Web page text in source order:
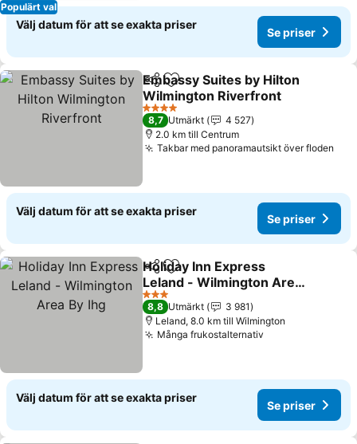
Populärt val
Välj datum för att se exakta priser
Se priser
Dela Lägg till i Mina Favoriter
Embassy Suites by Hilton
Wilmington Riverfront
Se priser
4 Stjärnor
8,7 Utmärkt
4 527
2.0 km till Centrum
Takbar med panoramautsikt över floden
Välj datum för att se exakta priser
Se priser
Dela Lägg till i Mina Favoriter
Holiday Inn Express
Leland - Wilmington Area
By Ihg
Se priser
3 Stjärnor
8,8 Utmärkt
3 981
Leland, 8.0 km till Wilmington
Många frukostalternativ
Välj datum för att se exakta priser
Se priser